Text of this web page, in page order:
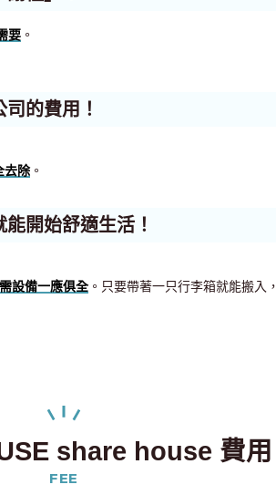
要 。
的費用！
去除。
開始舒適生活！
設備一應俱全 。只要帶著一只行李箱就能搬入，
share house 費用
FEE